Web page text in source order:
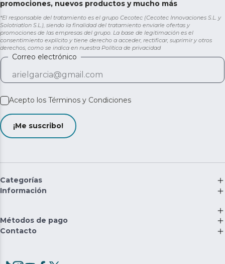
promociones, nuevos productos y mucho más
*El responsable del tratamiento es el grupo Cecotec (Cecotec Innovaciones S.L. y
Solotriatlon S.L.), siendo la finalidad del tratamiento enviarle ofertas y
promociones de las empresas del grupo. La base de legitimación es el
consentimiento explícito y tiene derecho a acceder, rectificar, suprimir y otros
derechos, como se indica en nuestra Política de privacidad
Correo electrónico
Acepto los Términos y Condiciones
¡Me suscribo!
Categorías
Información
Métodos de pago
Contacto